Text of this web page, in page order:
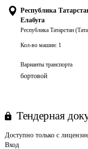
Республика
Елабуга
Республика Татарстан
Кол-во машин: 1
Варианты транспорта
бортовой
Тендерная
Доступно только с
Вход